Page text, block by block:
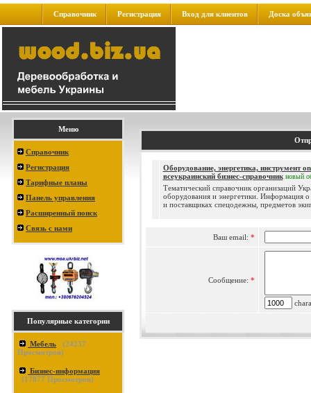
Справочник Регистрация Вход для клиентов Доска
Меню
Справочник
Регистрация
Тарифные планы
Панель управления
Расширенный поиск
Связь с нами
Популярные категории
Мебель (24237
Просмотров)
Бизнес-информация
(17877 Просмотров)
Оборудование, энергетика, инструмент
всеукраинский бизнес-справочник новый
Тематический справочник организаций
оборудования и энергетики. Информация о
и поставщиках спецодежны, предметов
Ваш email: *
Сообщение: *